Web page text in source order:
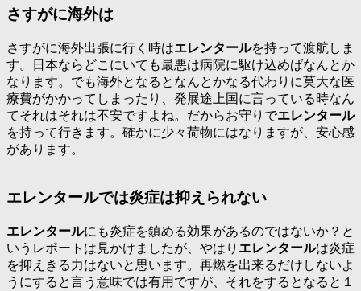
さすがに海外は
さすがに海外出張に行く時はエレンタールを持って渡航しま
す。日本ならどこにいても最悪は病院に駆け込めばなんとか
なります。でも海外となるとなんとかなる代わりに莫大な医
療費がかかってしまったり、発展途上国に言っている時なん
てそれはそれは不安ですよね。だからお守りでエレンタール
を持って行きます。確かに少々荷物にはなりますが、安心感
があります。
エレンタールでは炎症は抑えられない
エレンタールにも炎症を鎮める効果があるのではないか？と
いうレポートは見かけましたが、やはり エレンタールは炎症
を抑えきる力はないと思います。再燃を出来るだけしないよ
うにすると言う意味では有用ですが、それをするとなると１